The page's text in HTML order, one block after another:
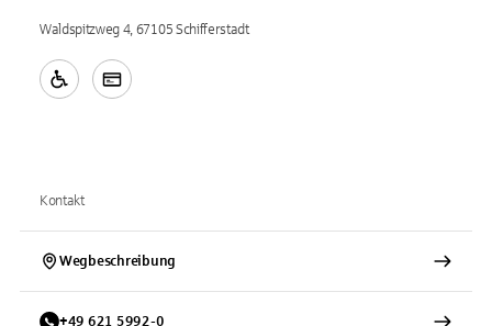
Waldspitzweg 4, 67105 Schifferstadt
Kontakt
Wegbeschreibung
+49 621 5992-0